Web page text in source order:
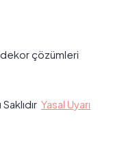
dekor çözümleri
Yasal Uyarı